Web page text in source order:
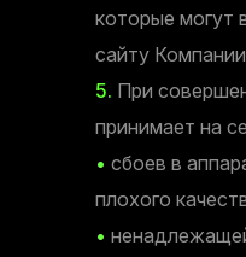
которые могут
сайту
5. При
принимает на
• сбоев в
плохого
•